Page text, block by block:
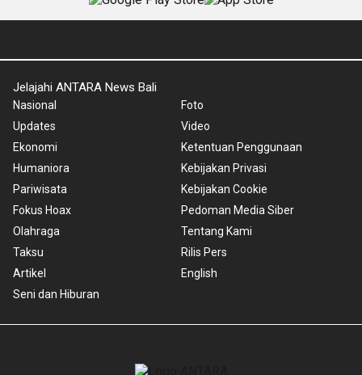
Jelajahi ANTARA News Bali
Nasional
Updates
Ekonomi
Humaniora
Pariwisata
Fokus Hoax
Olahraga
Taksu
Artikel
Seni dan Hiburan
Foto
Video
Ketentuan Penggunaan
Kebijakan Privasi
Kebijakan Cookie
Pedoman Media Siber
Tentang Kami
Rilis Pers
English